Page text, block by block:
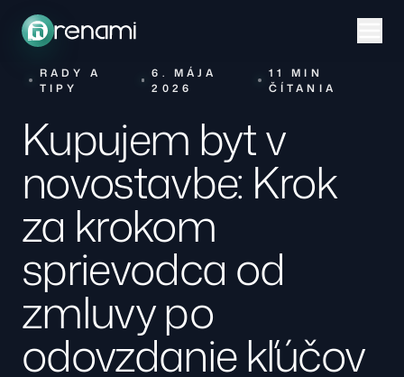
RADY A
TIPY
6. MÁJA
2026
11 MIN
ČÍTANIA
Kupujem byt v
novostavbe: Krok
za krokom
sprievodca od
zmluvy po
odovzdanie kľúčov